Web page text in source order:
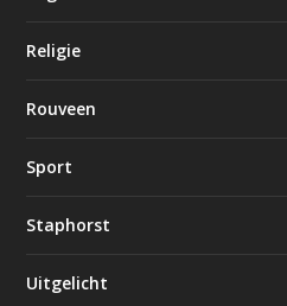
Religie
Rouveen
Sport
Staphorst
Uitgelicht